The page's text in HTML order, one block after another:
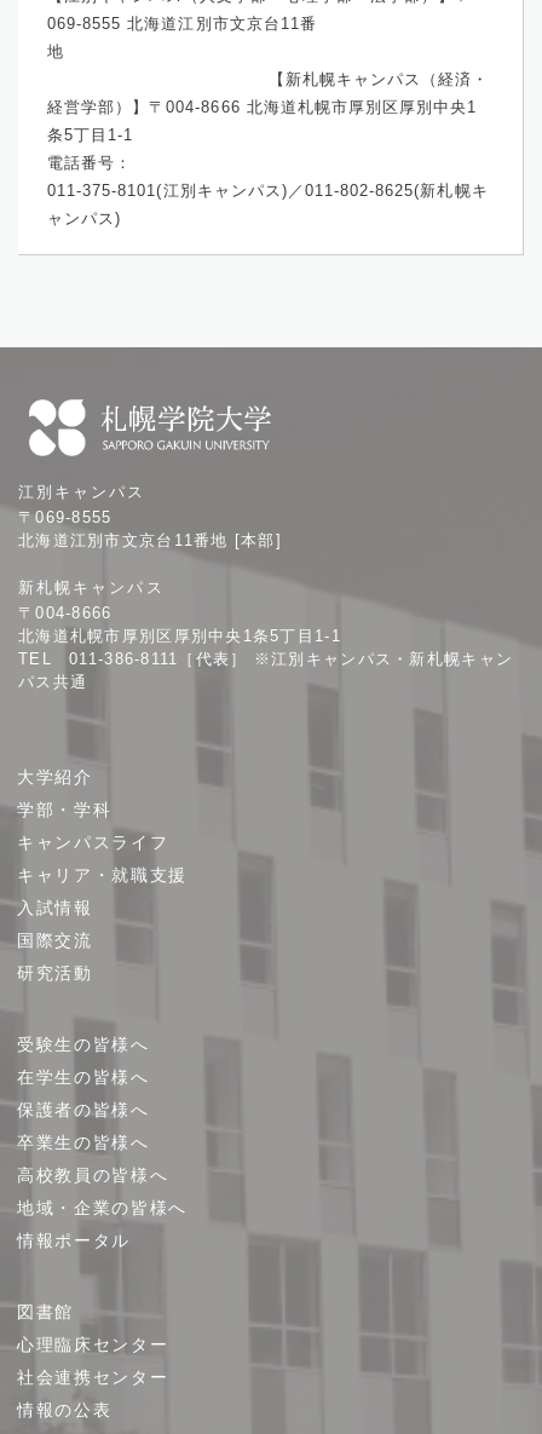
069-8555 北海道江別市文京台11番
地
【新札幌キャンパス（経済・
経営学部）】〒004-8666 北海道札幌市厚別区厚別中央1
条5丁目1-1
電話番号：
011-375-8101(江別キャンパス)／011-802-8625(新札幌キ
ャンパス)
幌
学
大
学
江別キャンパス
〒069-8555
北海道江別市文京台11番地 [本部]
新札幌キャンパス
〒004-8666
北海道札幌市厚別区厚別中央1条5丁目1-1
TEL 011-386-8111［代表］ ※江別キャンパス・新札幌キャン
パス共通
ト
プ
大学紹介
学部・学科
キャンパスライフ
キャリア・就職支援
入試情報
国際交流
研究活動
受験生の皆様へ
在学生の皆様へ
保護者の皆様へ
卒業生の皆様へ
高校教員の皆様へ
地域・企業の皆様へ
情報ポータル
図書館
心理臨床センター
社会連携センター
情報の公表